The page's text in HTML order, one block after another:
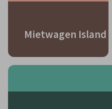
Mietwagen Island